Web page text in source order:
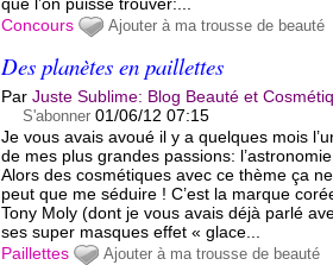
que l’on puisse trouver:...
Concours
Ajouter à ma trousse de beauté
Des planètes en paillettes
ParJuste Sublime: Blog Beauté et
S'abonner 01/06/12 07:15
Je vous avais avoué il y a quelques mois
de mes plus grandes passions:
Alors des cosmétiques avec ce thème ça ne
peut que me séduire ! C’est la marque
Tony Moly (dont je vous avais déjà parlé
ses super masques effet « glace...
Paillettes
Ajouter à ma trousse de beauté